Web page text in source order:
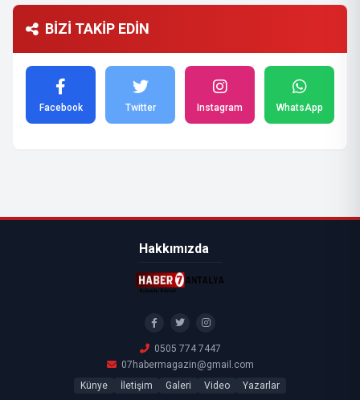
BİZİ TAKİP EDİN
Facebook Twitter Instagram WhatsApp
Hakkımızda
0505 774 7447
07habermagazin@gmail.com
Künye
İletişim Galeri Video Yazarlar